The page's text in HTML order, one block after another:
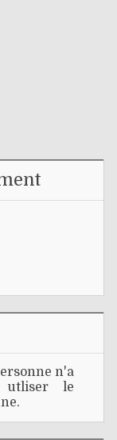
n'a
utliser le